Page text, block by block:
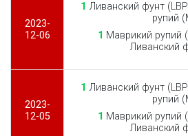
2023-
12-06
1 Ливанский фунт
рупий
1 Маврикий рупий
Ливанский
2023-
12-05
1 Ливанский фунт
рупий
1 Маврикий рупий
Ливанский